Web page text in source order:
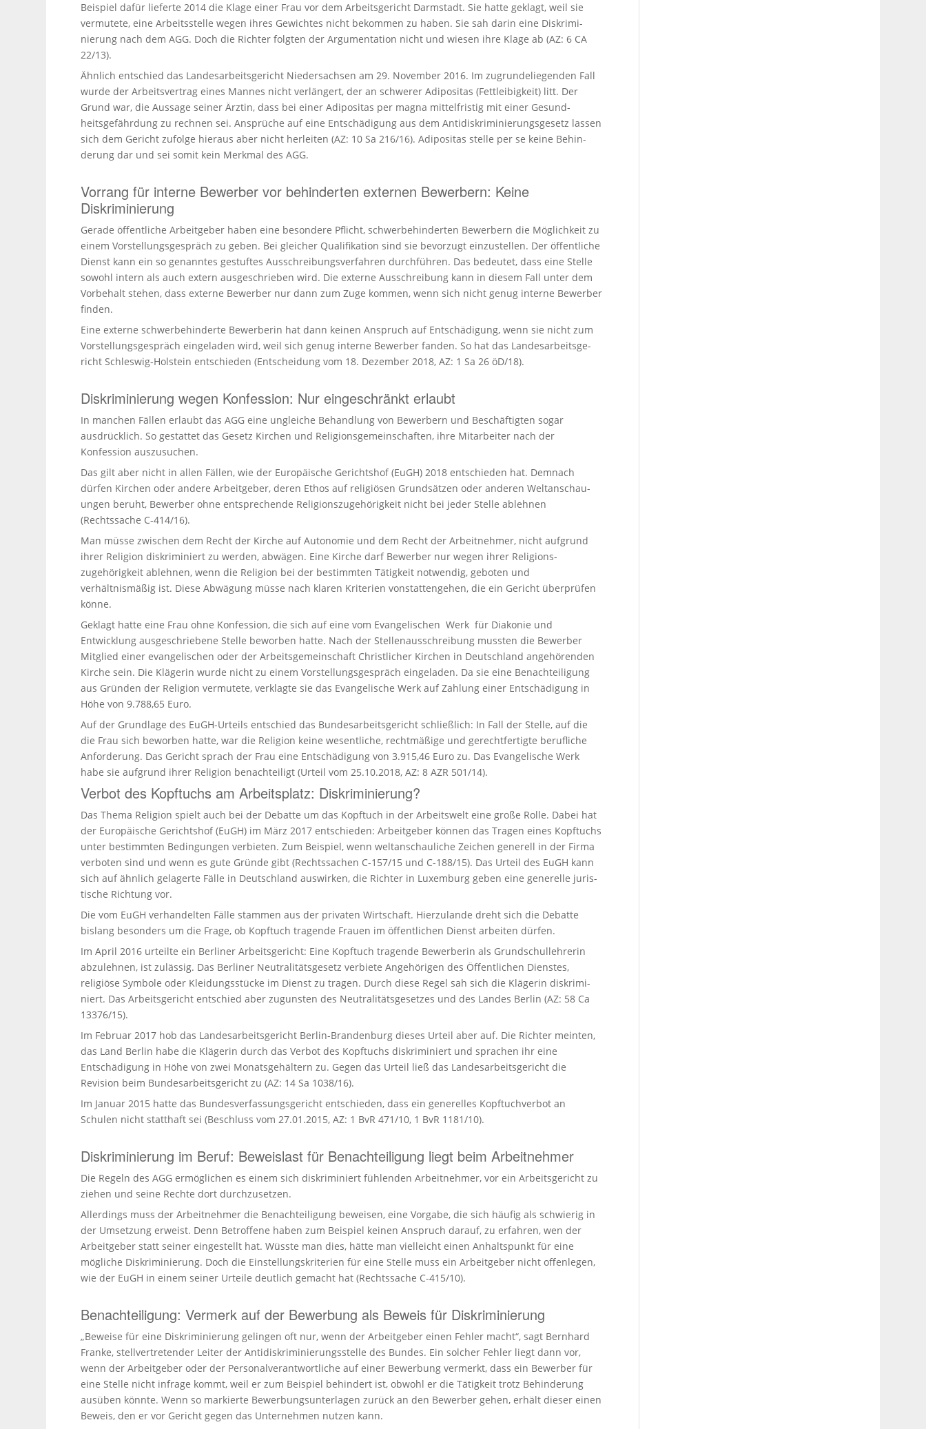
Beispiel dafür lieferte 2014 die Klage einer Frau vor dem Arbeits­ge­richt Darmstadt. Sie hatte geklagt, weil sie
vermutete, eine Arbeits­stelle wegen ihres Gewichtes nicht bekommen zu haben. Sie sah darin eine Diskri­mi­
nierung nach dem AGG. Doch die Richter folgten der Argumen­tation nicht und wiesen ihre Klage ab (AZ: 6 CA
22/13).
Ähnlich entschied das Landes­ar­beits­ge­richt Nieder­sachsen am 29. November 2016. Im zugrun­de­lie­genden Fall
wurde der Arbeits­vertrag eines Mannes nicht verlängert, der an schwerer Adipo­sitas (Fettlei­bigkeit) litt. Der
Grund war, die Aussage seiner Ärztin, dass bei einer Adipo­sitas per magna mittel­fristig mit einer Gesund­
heitsgefährdung zu rechnen sei. Ansprüche auf eine Entschädigung aus dem Antidis­kri­mi­nie­rungs­gesetz lassen
sich dem Gericht zufolge hieraus aber nicht herleiten (AZ: 10 Sa 216/16). Adipo­sitas stelle per se keine Behin­
derung dar und sei somit kein Merkmal des AGG.
Vorrang für interne Bewerber vor behinderten externen Bewerbern: Keine
Diskriminierung
Gerade öffent­liche Arbeit­geber haben eine besondere Pflicht, schwer­be­hin­derten Bewerbern die Möglichkeit zu
einem Vorstel­lungs­gespräch zu geben. Bei gleicher Quali­fi­kation sind sie bevorzugt einzu­stellen. Der öffent­liche
Dienst kann ein so genanntes gestuftes Ausschrei­bungs­ver­fahren durchführen. Das bedeutet, dass eine Stelle
sowohl intern als auch extern ausge­schrieben wird. Die externe Ausschreibung kann in diesem Fall unter dem
Vorbehalt stehen, dass externe Bewerber nur dann zum Zuge kommen, wenn sich nicht genug interne Bewerber
finden.
Eine externe schwer­be­hin­derte Bewer­berin hat dann keinen Anspruch auf Entschädigung, wenn sie nicht zum
Vorstel­lungs­gespräch einge­laden wird, weil sich genug interne Bewerber fanden. So hat das Landes­ar­beits­ge­
richt Schleswig-Holstein entschieden (Entscheidung vom 18. Dezember 2018, AZ: 1 Sa 26 öD/18).
Diskriminierung wegen Konfession: Nur eingeschränkt erlaubt
In manchen Fällen erlaubt das AGG eine ungleiche Behandlung von Bewerbern und Beschäftigten sogar
ausdrücklich. So gestattet das Gesetz Kirchen und Religi­ons­ge­mein­schaften, ihre Mitar­beiter nach der
Konfession auszu­suchen.
Das gilt aber nicht in allen Fällen, wie der Europäische Gerichtshof (EuGH) 2018 entschieden hat. Demnach
dürfen Kirchen oder andere Arbeit­geber, deren Ethos auf religiösen Grundsätzen oder anderen Weltan­schau­
ungen beruht, Bewerber ohne entspre­chende Religi­ons­zugehörigkeit nicht bei jeder Stelle ablehnen
(Rechtssache C-414/16).
Man müsse zwischen dem Recht der Kirche auf Autonomie und dem Recht der Arbeit­nehmer, nicht aufgrund
ihrer Religion diskri­mi­niert zu werden, abwägen. Eine Kirche darf Bewerber nur wegen ihrer Religi­ons­
zugehörigkeit ablehnen, wenn die Religion bei der bestimmten Tätigkeit notwendig, geboten und
verhältnismäßig ist. Diese Abwägung müsse nach klaren Kriterien vonstat­ten­gehen, die ein Gericht überprüfen
könne.
Geklagt hatte eine Frau ohne Konfession, die sich auf eine vom Evange­li­schen Werk für Diakonie und
Entwicklung ausge­schriebene Stelle beworben hatte. Nach der Stellen­aus­schreibung mussten die Bewerber
Mitglied einer evange­li­schen oder der Arbeits­ge­mein­schaft Christ­licher Kirchen in Deutschland angehörenden
Kirche sein. Die Klägerin wurde nicht zu einem Vorstel­lungs­gespräch einge­laden. Da sie eine Benach­tei­ligung
aus Gründen der Religion vermutete, verklagte sie das Evange­lische Werk auf Zahlung einer Entschädigung in
Höhe von 9.788,65 Euro.
Auf der Grundlage des EuGH-Urteils entschied das Bundes­ar­beits­ge­richt schließlich: In Fall der Stelle, auf die
die Frau sich beworben hatte, war die Religion keine wesent­liche, rechtmäßige und gerecht­fer­tigte beruf­liche
Anfor­derung. Das Gericht sprach der Frau eine Entschädigung von 3.915,46 Euro zu. Das Evange­lische Werk
habe sie aufgrund ihrer Religion benach­teiligt (Urteil vom 25.10.2018, AZ: 8 AZR 501/14).
Verbot des Kopftuchs am Arbeitsplatz: Diskriminierung?
Das Thema Religion spielt auch bei der Debatte um das Kopftuch in der Arbeitswelt eine große Rolle. Dabei hat
der Europäische Gerichtshof (EuGH) im März 2017 entschieden: Arbeit­geber können das Tragen eines Kopftuchs
unter bestimmten Bedin­gungen verbieten. Zum Beispiel, wenn weltan­schau­liche Zeichen generell in der Firma
verboten sind und wenn es gute Gründe gibt (Rechtssachen C-157/15 und C-188/15). Das Urteil des EuGH kann
sich auf ähnlich gelagerte Fälle in Deutschland auswirken, die Richter in Luxemburg geben eine generelle juris­
tische Richtung vor.
Die vom EuGH verhan­delten Fälle stammen aus der privaten Wirtschaft. Hierzu­lande dreht sich die Debatte
bislang besonders um die Frage, ob Kopftuch tragende Frauen im öffent­lichen Dienst arbeiten dürfen.
Im April 2016 urteilte ein Berliner Arbeits­ge­richt: Eine Kopftuch tragende Bewer­berin als Grund­schul­leh­rerin
abzulehnen, ist zulässig. Das Berliner Neutralitätsgesetz verbiete Angehörigen des Öffent­lichen Dienstes,
religiöse Symbole oder Kleidungsstücke im Dienst zu tragen. Durch diese Regel sah sich die Klägerin diskri­mi­
niert. Das Arbeits­ge­richt entschied aber zugunsten des Neutralitätsgesetzes und des Landes Berlin (AZ: 58 Ca
13376/15).
Im Februar 2017 hob das Landes­ar­beits­ge­richt Berlin-Brandenburg dieses Urteil aber auf. Die Richter meinten,
das Land Berlin habe die Klägerin durch das Verbot des Kopftuchs diskri­mi­niert und sprachen ihr eine
Entschädigung in Höhe von zwei Monatsgehältern zu. Gegen das Urteil ließ das Landes­ar­beits­ge­richt die
Revision beim Bundes­ar­beits­ge­richt zu (AZ: 14 Sa 1038/16).
Im Januar 2015 hatte das Bundes­ver­fas­sungs­ge­richt entschieden, dass ein generelles Kopftuch­verbot an
Schulen nicht statthaft sei (Beschluss vom 27.01.2015, AZ: 1 BvR 471/10, 1 BvR 1181/10).
Diskriminierung im Beruf: Beweislast für Benachteiligung liegt beim Arbeitnehmer
Die Regeln des AGG ermöglichen es einem sich diskri­mi­niert fühlenden Arbeit­nehmer, vor ein Arbeits­ge­richt zu
ziehen und seine Rechte dort durch­zu­setzen.
Aller­dings muss der Arbeit­nehmer die Benach­tei­ligung beweisen, eine Vorgabe, die sich häufig als schwierig in
der Umsetzung erweist. Denn Betroffene haben zum Beispiel keinen Anspruch darauf, zu erfahren, wen der
Arbeit­geber statt seiner einge­stellt hat. Wüsste man dies, hätte man vielleicht einen Anhalts­punkt für eine
mögliche Diskri­mi­nierung. Doch die Einstel­lungs­kri­terien für eine Stelle muss ein Arbeit­geber nicht offen­legen,
wie der EuGH in einem seiner Urteile deutlich gemacht hat (Rechtssache C-415/10).
Benachteiligung: Vermerk auf der Bewerbung als Beweis für Diskriminierung
„Beweise für eine Diskri­mi­nierung gelingen oft nur, wenn der Arbeit­geber einen Fehler macht“, sagt Bernhard
Franke, stell­ver­tre­tender Leiter der Antidis­kri­mi­nie­rungs­stelle des Bundes. Ein solcher Fehler liegt dann vor,
wenn der Arbeit­geber oder der Perso­nal­ver­ant­wort­liche auf einer Bewerbung vermerkt, dass ein Bewerber für
eine Stelle nicht infrage kommt, weil er zum Beispiel behindert ist, obwohl er die Tätigkeit trotz Behin­derung
ausüben könnte. Wenn so markierte Bewer­bungs­un­ter­lagen zurück an den Bewerber gehen, erhält dieser einen
Beweis, den er vor Gericht gegen das Unter­nehmen nutzen kann.